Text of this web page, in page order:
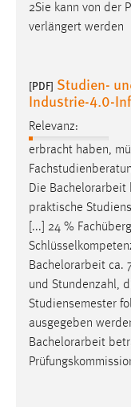
2Sie kann von der
verlängert werden
[PDF] Studien-
Industrie-4.0-
Relevanz:
erbracht haben,
Die Bachelorarbeit
praktische
[...] 24 %
Bachelorarbeit ca.
und Stundenzahl,
Studiensemester
ausgegeben
Bachelorarbeit